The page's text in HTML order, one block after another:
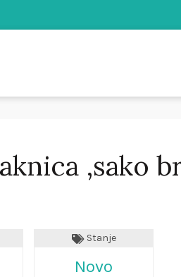
,sako
Stanje
Novo